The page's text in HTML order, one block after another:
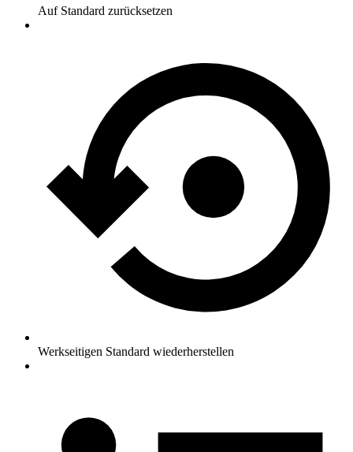
Auf Standard zurücksetzen
Werkseitigen Standard wiederherstellen